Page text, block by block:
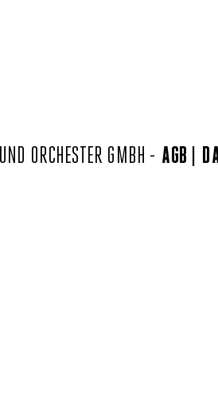
ORCHESTER GMBH - AGB